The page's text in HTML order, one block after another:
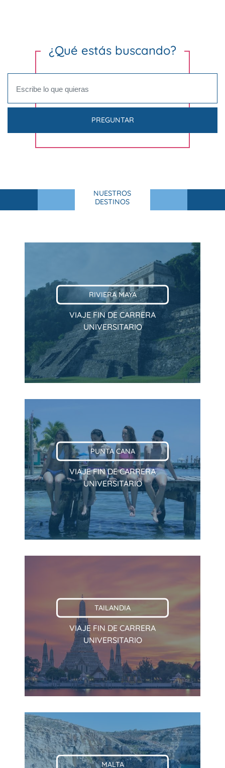
¿Qué estás buscando?
PREGUNTAR
NUESTROS
DESTINOS
RIVIERA MAYA
VIAJE FIN DE CARRERA
UNIVERSITARIO
PUNTA CANA
VIAJE FIN DE CARRERA
UNIVERSITARIO
TAILANDIA
VIAJE FIN DE CARRERA
UNIVERSITARIO
MALTA